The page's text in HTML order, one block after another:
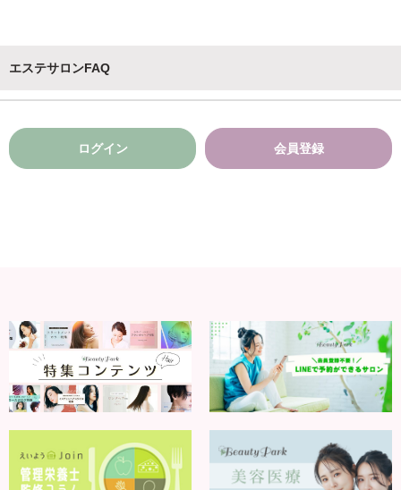
エステサロンFAQ
ログイン 会員登録